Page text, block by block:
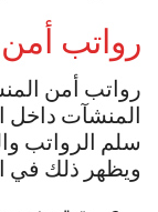
رواتب
رواتب أمن
المنشآت داخل
سلم الرواتب
ويظهر ذلك في